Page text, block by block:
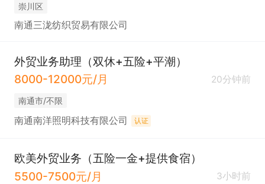
崇川区
南通三泷纺织贸易有限公司
外贸业务助理（双休+五险+平潮）
8000-12000元/月
20分钟前
南通市/不限
南通南洋照明科技有限公司 认证
欧美外贸业务（五险一金+提供食宿）
5500-7500元/月
3小时前